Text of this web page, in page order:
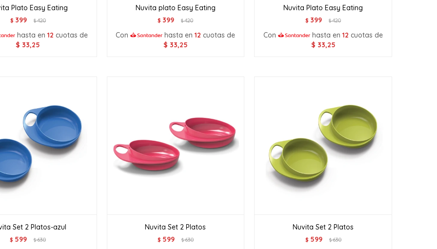
Plato Easy Eating
$ 399 $420
hasta en 12 cuotas de
$ 33,25
Nuvita plato Easy Eating
$ 399 $420
Con hasta en12 cuotas de
$ 33,25
Nuvita Plato Easy Eating
$ 399 $420
Con hasta en12 cuotas de
$ 33,25
Set 2 Platos-azul
$ 599 $630
Nuvita Set 2 Platos
$ 599 $630
Nuvita Set 2 Platos
$ 599 $630